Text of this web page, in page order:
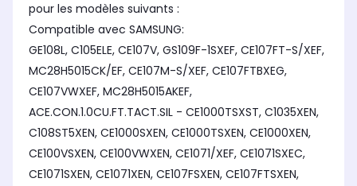
pour les modèles suivants :
Compatible avec SAMSUNG:
GE108L, C105ELE, CE107V, GS109F-1SXEF, CE107FT-S/XEF,
MC28H5015CK/EF, CE107M-S/XEF, CE107FTBXEG,
CE107VWXEF, MC28H5015AKEF,
ACE.CON.1.0CU.FT.TACT.SIL - CE1000TSXST, C1035XEN,
C108ST5XEN, CE1000SXEN, CE1000TSXEN, CE1000XEN,
CE100VSXEN, CE100VWXEN, CE1071/XEF, CE1071SXEC,
CE1071SXEN, CE1071XEN, CE107FSXEN, CE107FTSXEN,